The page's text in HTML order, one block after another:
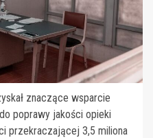
znaczące wsparcie
poprawy jakości opieki
przekraczającej 3,5 miliona